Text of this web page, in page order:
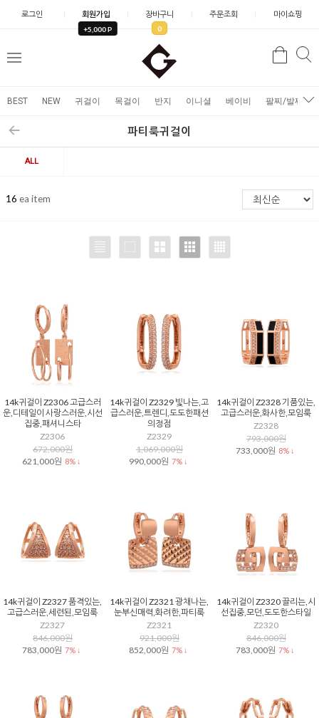
로그인 회원가입
+5,000 P
장바구니
0
주문조회 마이쇼핑
메
검
BEST NEW 귀걸이 목걸이 반지 이니셜 베이비 팔찌/발찌
파티룩귀걸이
ALL
16 ea item
14k귀걸이 Z2306 고급스러
운,디테일이 사랑스러운,시선
집중,패셔니스타
Z2306
672,000원
621,000원 8% ↓
14k귀걸이 Z2329 빛나는,고
급스러운,트렌디,도도한패션
의정점
Z2329
1,069,000원
990,000원 7% ↓
14k귀걸이 Z2328 기품있는,
고급스러운,화사한,모임룩
Z2328
793,000원
733,000원 8% ↓
14k귀걸이 Z2327 품격있는,
고급스러운,세련된,모임룩
Z2327
846,000원
783,000원 7% ↓
14k귀걸이 Z2321 광채나는,
눈부신매력,화려한,파티룩
Z2321
921,000원
852,000원 7% ↓
14k귀걸이 Z2320 끌리는,시
선집중,모던,도도한스타일
Z2320
846,000원
783,000원 7% ↓